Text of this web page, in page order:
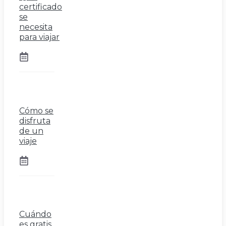
certificado
se
necesita
para viajar
Cómo se
disfruta
de un
viaje
Cuándo